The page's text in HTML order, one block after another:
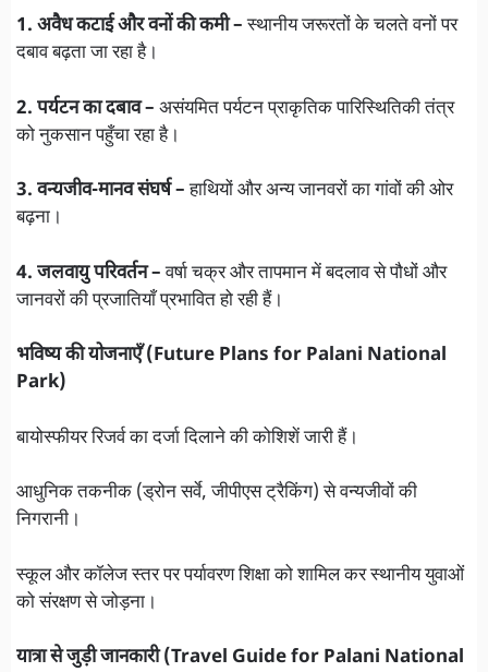
1. अवैध कटाई और वनों की कमी –स्थानीय जरूरतों के चलते वनों पर
दबाव बढ़ता जा रहा है।
2. पर्यटन का दबाव – असंयमित पर्यटन प्राकृतिक पारिस्थितिकी तंत्र
को नुकसान पहुँचा रहा है।
3. वन्यजीव-मानव संघर्ष –हाथियों और अन्य जानवरों का गांवों की ओर
बढ़ना।
4. जलवायु परिवर्तन –वर्षा चक्र और तापमान में बदलाव से पौधों और
जानवरों की प्रजातियाँ प्रभावित हो रही हैं।
भविष्य की योजनाएँ (Future Plans for Palani National
Park)
बायोस्फीयर रिजर्व का दर्जा दिलाने की कोशिशें जारी हैं।
आधुनिक तकनीक (ड्रोन सर्वे, जीपीएस ट्रैकिंग) से वन्यजीवों की
निगरानी।
स्कूल और कॉलेज स्तर पर पर्यावरण शिक्षा को शामिल कर स्थानीय युवाओं
को संरक्षण से जोड़ना।
यात्रा से जुड़ी जानकारी (Travel Guide for Palani National